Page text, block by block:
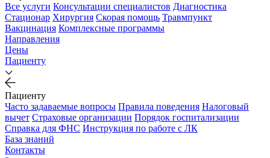
Все услуги Консультации специалистов Диагностика
Стационар Хирургия Скорая помощь Травмпункт
Вакцинация Комплексные программы
Направления
Цены
Пациенту
Пациенту
Часто задаваемые вопросы Правила поведения Налоговый
вычет Страховые организации Порядок госпитализации
Справка для ФНС Инструкция по работе с ЛК
База знаний
Контакты